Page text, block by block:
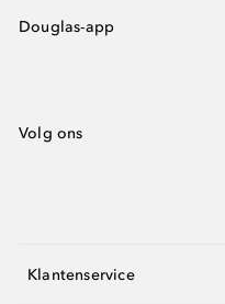
Douglas-app
Volg ons
Klantenservice